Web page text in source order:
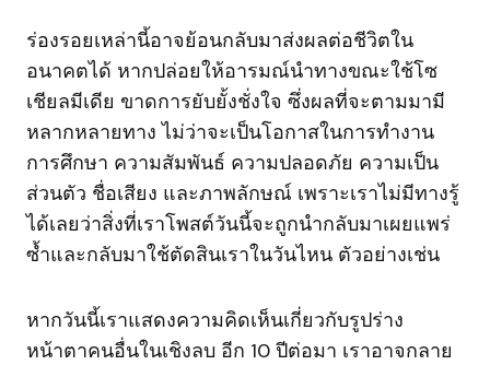
ร่องรอยเหล่านี้อาจย้อนกลับมาส่งผลต่อชีวิตใน
อนาคตได้ หากปล่อยให้อารมณ์นำทางขณะใช้โซ
เชียลมีเดีย ขาดการยับยั้งชั่งใจ ซึ่งผลที่จะตามมามี
หลากหลายทาง ไม่ว่าจะเป็นโอกาสในการทำงาน
การศึกษา ความสัมพันธ์ ความปลอดภัย ความเป็น
ส่วนตัว ชื่อเสียง และภาพลักษณ์ เพราะเราไม่มีทางรู้
ได้เลยว่าสิ่งที่เราโพสต์วันนี้จะถูกนำกลับมาเผยแพร่
ซ้ำและกลับมาใช้ตัดสินเราในวันไหน ตัวอย่างเช่น
หากวันนี้เราแสดงความคิดเห็นเกี่ยวกับรูปร่าง
หน้าตาคนอื่นในเชิงลบ อีก 10 ปีต่อมา เราอาจกลาย